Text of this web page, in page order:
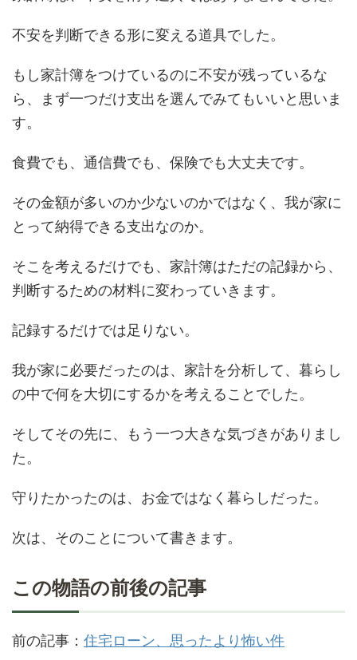
不安を判断できる形に変える道具でした。
もし家計簿をつけているのに不安が残っているな
ら、まず一つだけ支出を選んでみてもいいと思いま
す。
食費でも、通信費でも、保険でも大丈夫です。
その金額が多いのか少ないのかではなく、我が家に
とって納得できる支出なのか。
そこを考えるだけでも、家計簿はただの記録から、
判断するための材料に変わっていきます。
記録するだけでは足りない。
我が家に必要だったのは、家計を分析して、暮らし
の中で何を大切にするかを考えることでした。
そしてその先に、もう一つ大きな気づきがありまし
た。
守りたかったのは、お金ではなく暮らしだった。
次は、そのことについて書きます。
この物語の前後の記事
前の記事： 住宅ローン、思ったより怖い件